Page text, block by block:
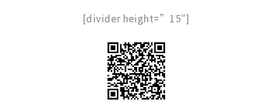
[divider height=”15″]